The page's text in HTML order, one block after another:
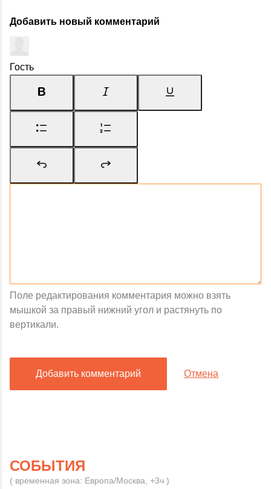
Добавить новый комментарий
Гость
Поле редактирования комментария можно взять
мышкой за правый нижний угол и растянуть по
вертикали.
Добавить комментарий Отмена
СОБЫТИЯ
( временная зона: Европа/Москва, +3ч )